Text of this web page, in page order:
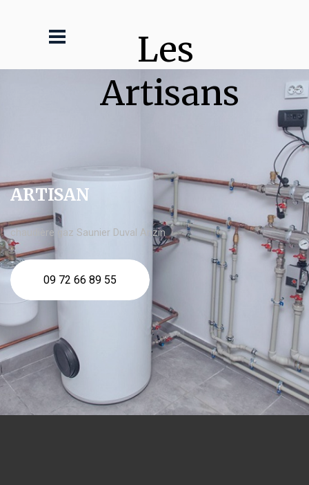
Les
Artisans
ARTISAN
chaudière gaz Saunier Duval Anzin
09 72 66 89 55